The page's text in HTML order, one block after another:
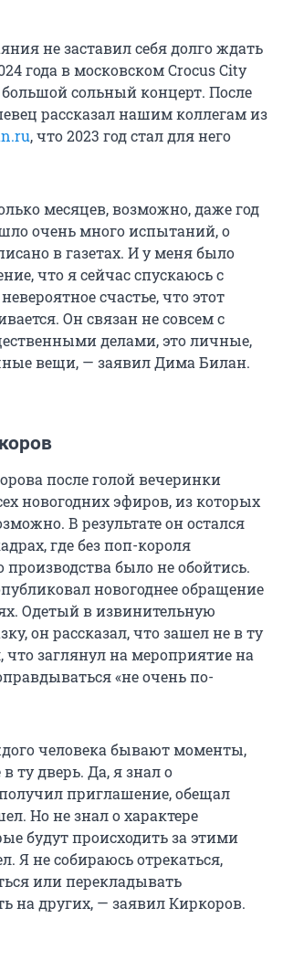
не заставил себя долго ждать
года в московском Crocus City
сольный концерт. После
рассказал нашим коллегам из
, что 2023 год стал для него
месяцев, возможно, даже год
очень много испытаний, о
в газетах. И у меня было
что я сейчас спускаюсь с
счастье, что этот
Он связан не совсем с
делами, это личные,
вещи, — заявил Дима Билан.
после голой вечеринки
новогодних эфиров, из которых
В результате он остался
где без поп-короля
производства было не обойтись.
новогоднее обращение
Одетый в извинительную
он рассказал, что зашел не в ту
что заглянул на мероприятие на
«не очень по-
человека бывают моменты,
ту дверь. Да, я знал о
приглашение, обещал
Но не знал о характере
будут происходить за этими
Я не собираюсь отрекаться,
или перекладывать
на других, — заявил Киркоров.